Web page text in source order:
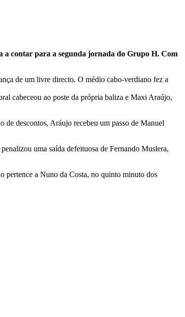
a contar para a segunda jornada do Grupo H. Com
de um livre directo. O médio cabo-verdiano fez a
cabeceou ao poste da própria baliza e Maxi Araújo,
descontos, Aráujo recebeu um passo de Manuel
uma saída defeituosa de Fernando Muslera,
pertence a Nuno da Costa, no quinto minuto dos